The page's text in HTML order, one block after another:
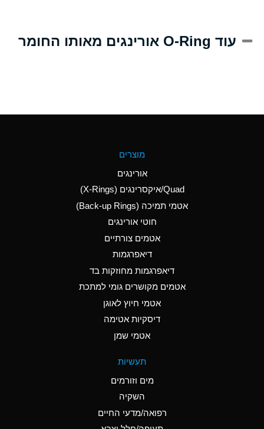
(Aqueous)
Aluminum Nitrate
(Aqueous)
Aluminum Phosphate
Ammonia Anhydrous
C
Ammonia Gas (cold)
A
Ammonia Gas (hot)
Ammonium Hydroxide
A
עוד O-Ring אורינגים מאותו החומר
מוצרים
אורינגים
Quad/איקסרינגים (X-Rings)
אטמי תמיכה (Back-up Rings)
חוטי אורינגים
אטמים צורתיים
דיאפרגמות
דיאפרגמות מחוזקות בד
אטמים מקושרים גומי למתכת
אטמי חיוץ לאוגן
דיסקיות אטימה
אטמי שמן
תעשיות
מים וזורמים
השקיה
רפואה/מדעי החיים